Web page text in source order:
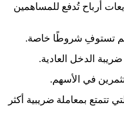
أرباح تُدفع للمساهمين
لم تستوفِ شروطًا خاصة.
الدخل العادية.
في الأسهم.
تتمتع بمعاملة ضريبية أكثر